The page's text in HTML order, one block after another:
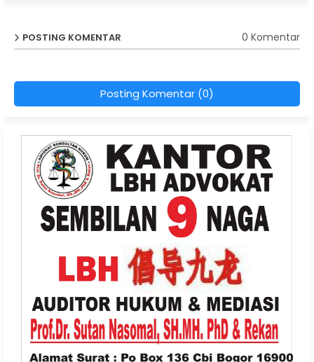
POSTING KOMENTAR 0 Komentar
Posting Komentar (0)